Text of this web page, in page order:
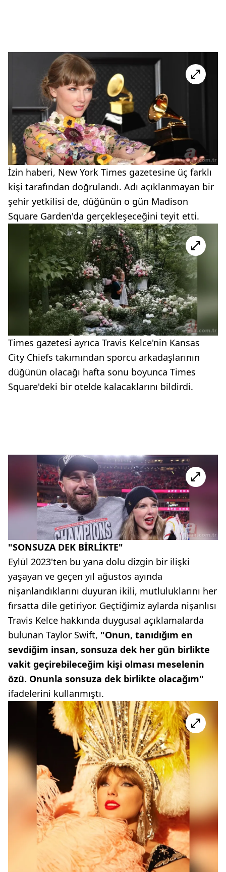
İzin haberi, New York Times gazetesine üç farklı
kişi tarafından doğrulandı. Adı açıklanmayan bir
şehir yetkilisi de, düğünün o gün Madison
Square Garden'da gerçekleşeceğini teyit etti.
Times gazetesi ayrıca Travis Kelce'nin Kansas
City Chiefs takımından sporcu arkadaşlarının
düğünün olacağı hafta sonu boyunca Times
Square'deki bir otelde kalacaklarını bildirdi.
"SONSUZA DEK BİRLİKTE"
Eylül 2023'ten bu yana dolu dizgin bir ilişki
yaşayan ve geçen yıl ağustos ayında
nişanlandıklarını duyuran ikili, mutluluklarını her
fırsatta dile getiriyor. Geçtiğimiz aylarda nişanlısı
Travis Kelce hakkında duygusal açıklamalarda
bulunan Taylor Swift, "Onun, tanıdığım en
sevdiğim insan, sonsuza dek her gün birlikte
vakit geçirebileceğim kişi olması meselenin
özü. Onunla sonsuza dek birlikte olacağım"
ifadelerini kullanmıştı.